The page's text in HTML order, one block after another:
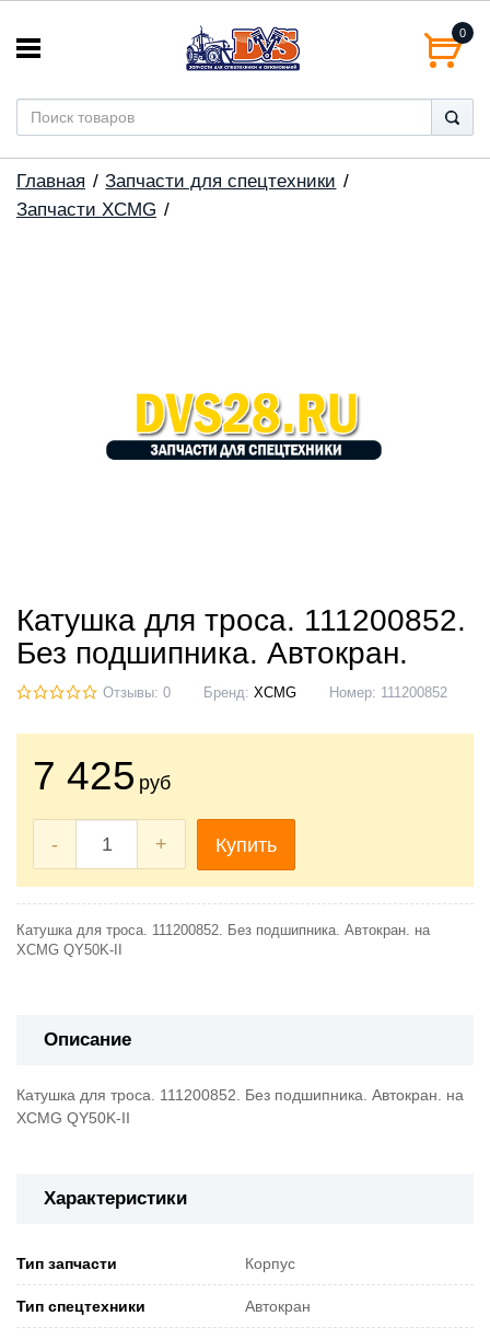
0
Главная
Запчасти для спецтехники
Запчасти XCMG
Катушка для троса. 111200852.
Без подшипника. Автокран.
Отзывы: 0 Бренд: XCMG Номер: 111200852
7 425 руб
- + Купить
Катушка для троса. 111200852. Без подшипника. Автокран. на
XCMG QY50K-II
Описание
Катушка для троса. 111200852. Без подшипника. Автокран. на
XCMG QY50K-II
Характеристики
Тип запчасти Корпус
Тип спецтехники Автокран